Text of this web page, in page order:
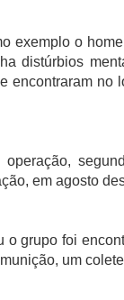
exemplo o
distúrbios
encontraram no
em agosto
o grupo foi
um